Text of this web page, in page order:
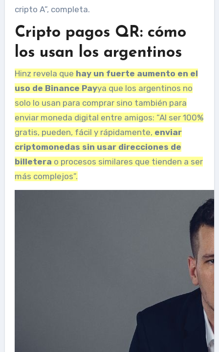
cripto A”, completa.
Cripto pagos QR: cómo
los usan los argentinos
Hinz revela que hay un fuerte aumento en el
uso de Binance Payya que los argentinos no
solo lo usan para comprar sino también para
enviar moneda digital entre amigos: “Al ser 100%
gratis, pueden, fácil y rápidamente, enviar
criptomonedas sin usar direcciones de
billetera o procesos similares que tienden a ser
más complejos”.